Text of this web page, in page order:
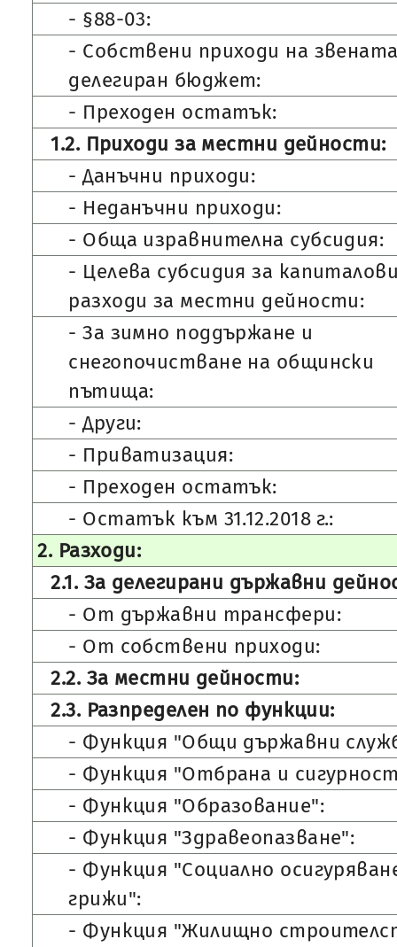
- §88-03:
- Собствени приходи на
делегиран бюджет:
- Преходен остатък:
1.2. Приходи за местни дейности:
- Данъчни приходи:
- Неданъчни приходи:
- Обща изравнителна субсидия:
- Целева субсидия за
разходи за местни дейности:
- За зимно поддържане и
снегопочистване на общински
пътища:
- Други:
- Приватизация:
- Преходен остатък:
- Остатък към 31.12.2018 г.:
2. Разходи:
2.1. За делегирани държавни
- От държавни трансфери:
- От собствени приходи:
2.2. За местни дейности:
2.3. Разпределен по функции:
- Функция "Общи държавни
- Функция "Отбрана и
- Функция "Образование":
- Функция "Здравеопазване":
- Функция "Социално
грижи":
- Функция "Жилищно